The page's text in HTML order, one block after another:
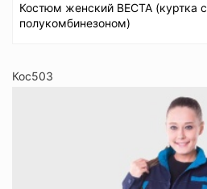
Костюм женский ВЕСТА (куртка с
полукомбинезоном)
Кос503